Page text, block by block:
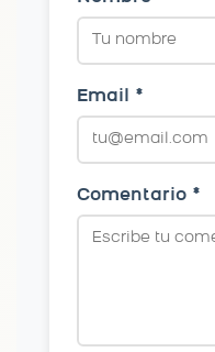
Email *
Comentario *